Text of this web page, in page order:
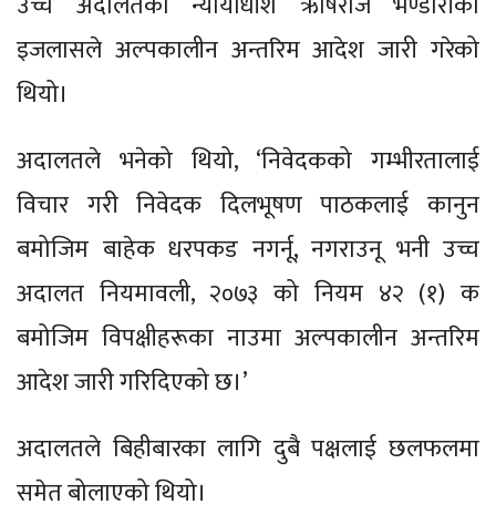
इजलासले अल्पकालीन अन्तरिम आदेश जारी गरेको
थियो।
अदालतले भनेको थियो, ‘निवेदकको गम्भीरतालाई
विचार गरी निवेदक दिलभूषण पाठकलाई कानुन
बमोजिम बाहेक धरपकड नगर्नू, नगराउनू भनी उच्च
अदालत नियमावली, २०७३ को नियम ४२ (१) क
बमोजिम विपक्षीहरूका नाउमा अल्पकालीन अन्तरिम
आदेश जारी गरिदिएको छ।’
अदालतले बिहीबारका लागि दुबै पक्षलाई छलफलमा
समेत बोलाएको थियो।